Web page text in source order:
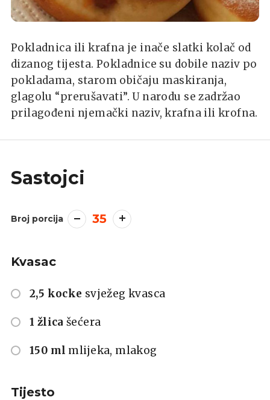
Pokladnica ili krafna je inače slatki kolač od
dizanog tijesta. Pokladnice su dobile naziv po
pokladama, starom običaju maskiranja,
glagolu “prerušavati”. U narodu se zadržao
prilagođeni njemački naziv, krafna ili krofna.
Sastojci
Broj porcija 35
Kvasac
2,5 kocke svježeg kvasca
1 žlica šećera
150 ml mlijeka, mlakog
Tijesto